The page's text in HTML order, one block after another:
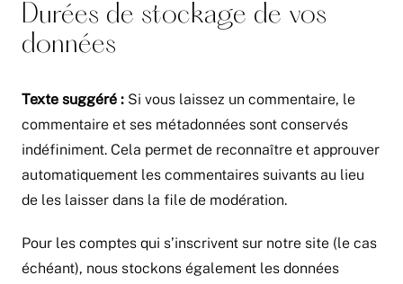
Durées de stockage de vos
données
Texte suggéré : Si vous laissez un commentaire, le
commentaire et ses métadonnées sont conservés
indéfiniment. Cela permet de reconnaître et approuver
automatiquement les commentaires suivants au lieu
de les laisser dans la file de modération.
Pour les comptes qui s’inscrivent sur notre site (le cas
échéant), nous stockons également les données